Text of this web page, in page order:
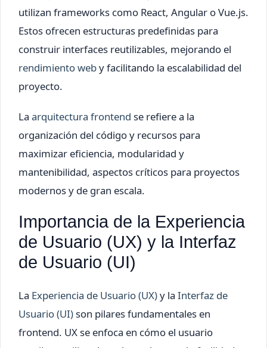
utilizan frameworks como React, Angular o Vue.js.
Estos ofrecen estructuras predefinidas para
construir interfaces reutilizables, mejorando el
rendimiento weby facilitando la escalabilidad del
proyecto.
La arquitectura frontend se refiere a la
organización del código y recursos para
maximizar eficiencia, modularidad y
mantenibilidad, aspectos críticos para proyectos
modernos y de gran escala.
Importancia de la Experiencia
de Usuario (UX) y la Interfaz
de Usuario (UI)
La Experiencia de Usuario (UX)y la Interfaz de
Usuario (UI)son pilares fundamentales en
frontend. UX se enfoca en cómo el usuario